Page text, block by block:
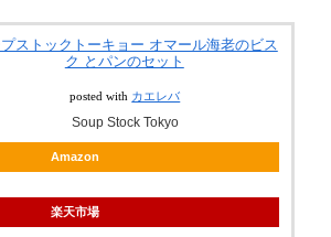
ストックトーキョー オマール海老のビス
ク とパンのセット
posted with カエレバ
Soup Stock Tokyo
Amazon
楽天市場